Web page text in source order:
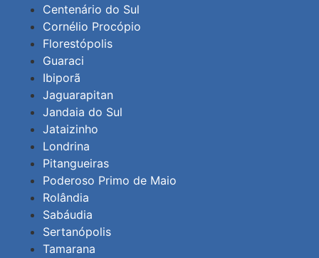
Centenário do Sul
Cornélio Procópio
Florestópolis
Guaraci
Ibiporã
Jaguarapitan
Jandaia do Sul
Jataizinho
Londrina
Pitangueiras
Poderoso Primo de Maio
Rolândia
Sabáudia
Sertanópolis
Tamarana